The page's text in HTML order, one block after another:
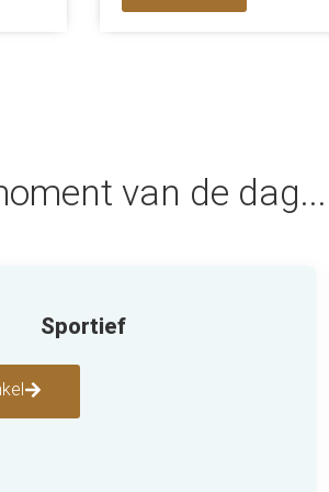
van de dag...
Sportief